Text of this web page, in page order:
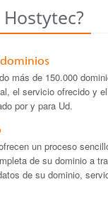
dominios
más de 150.000
el servicio ofrecido y
por y para Ud.
un proceso
de su dominio a
de su dominio,